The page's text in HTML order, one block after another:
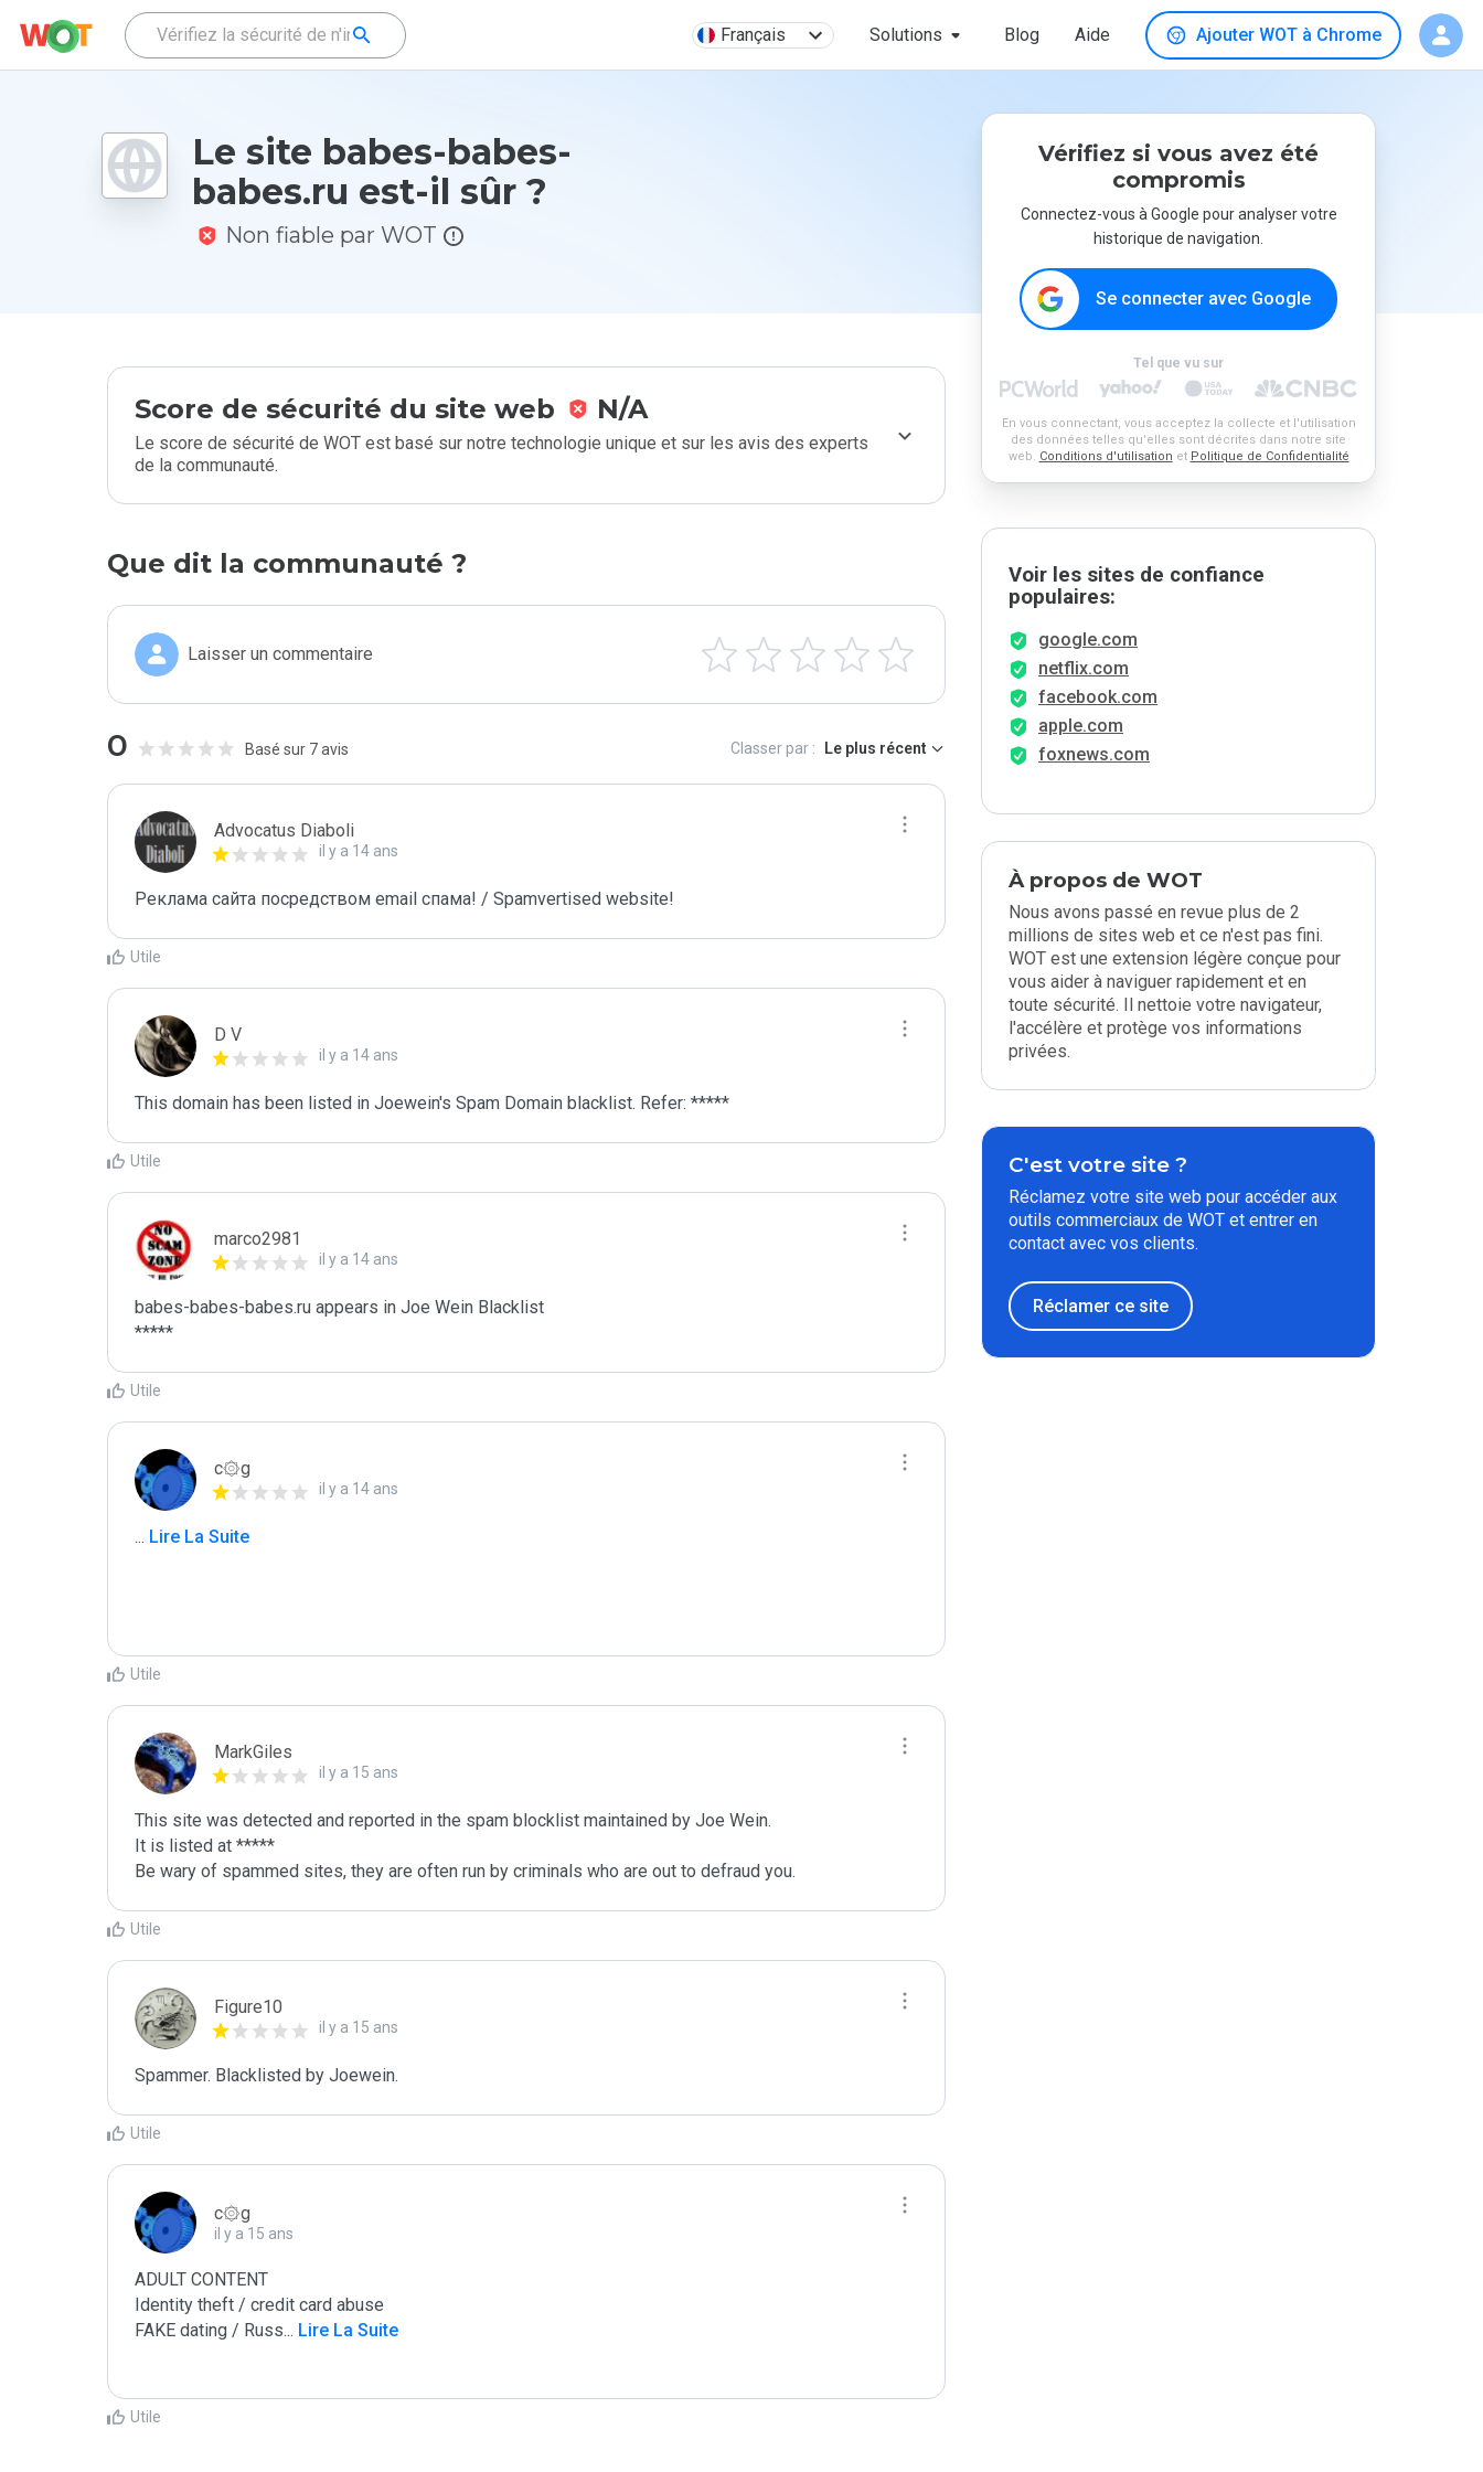
Français Solutions Blog Aide Ajouter WOT à Chrome
Le site babes-babes-
babes.ru est-il sûr ?
Non fiable par WOT
Score de sécurité du site web N/A
Le score de sécurité de WOT est basé sur notre technologie unique et sur les avis des experts
de la communauté.
Que dit la communauté ?
Laisser un commentaire
0 Basé sur 7 avis Classer par : Le plus récent
Advocatus Diaboli
il y a 14 ans
Реклама сайта посредством email спама! / Spamvertised website!
Utile
D V
il y a 14 ans
This domain has been listed in Joewein's Spam Domain blacklist. Refer: *****
Utile
marco2981
il y a 14 ans
babes-babes-babes.ru appears in Joe Wein Blacklist
*****
Utile
c۞g
il y a 14 ans
... Lire La Suite
Utile
MarkGiles
il y a 15 ans
This site was detected and reported in the spam blocklist maintained by Joe Wein.
It is listed at *****
Be wary of spammed sites, they are often run by criminals who are out to defraud you.
Utile
Figure10
il y a 15 ans
Spammer. Blacklisted by Joewein.
Utile
c۞g
il y a 15 ans
ADULT CONTENT
Identity theft / credit card abuse
FAKE dating / Russ... Lire La Suite
Utile
Vérifiez si vous avez été
compromis
Connectez-vous à Google pour analyser votre
historique de navigation.
Se connecter avec Google
Tel que vu sur
En vous connectant, vous acceptez la collecte et l'utilisation
des données telles qu'elles sont décrites dans notre site
web. Conditions d'utilisation et Politique de Confidentialité
Voir les sites de confiance
populaires:
google.com
netflix.com
facebook.com
apple.com
foxnews.com
À propos de WOT
Nous avons passé en revue plus de 2
millions de sites web et ce n'est pas fini.
WOT est une extension légère conçue pour
vous aider à naviguer rapidement et en
toute sécurité. Il nettoie votre navigateur,
l'accélère et protège vos informations
privées.
C'est votre site ?
Réclamez votre site web pour accéder aux
outils commerciaux de WOT et entrer en
contact avec vos clients.
Réclamer ce site